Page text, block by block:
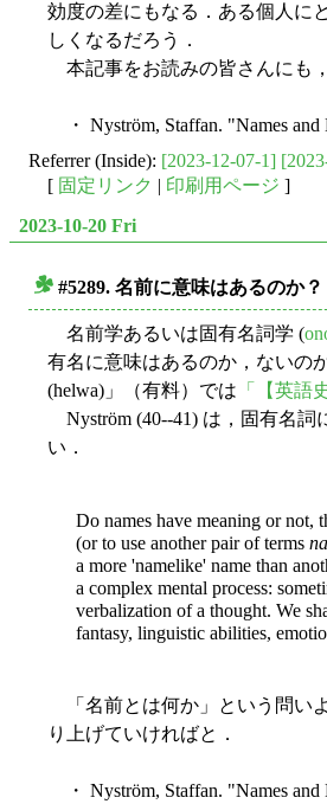
効度の差にもなる．ある個人に
しくなるだろう．
本記事をお読みの皆さんにも
・ Nyström, Staffan. "Names and
Referrer (Inside): [2023-12-07-1]
[ 固定リンク | 印刷用ページ ]
2023-10-20 Fri
#5289. 名前に意味はあるのか？
名前学あるいは固有名詞学 (
有名に意味はあるのか，ないの
(helwa)」（有料）では 「【英語
Nyström (40--41) は，固有名詞
い．
Do names have meaning or not,
(or to use another pair of terms
a more 'namelike' name than
a complex mental process:
verbalization of a thought. We
fantasy, linguistic abilities,
「名前とは何か」という問い
り上げていければと．
・ Nyström, Staffan. "Names and